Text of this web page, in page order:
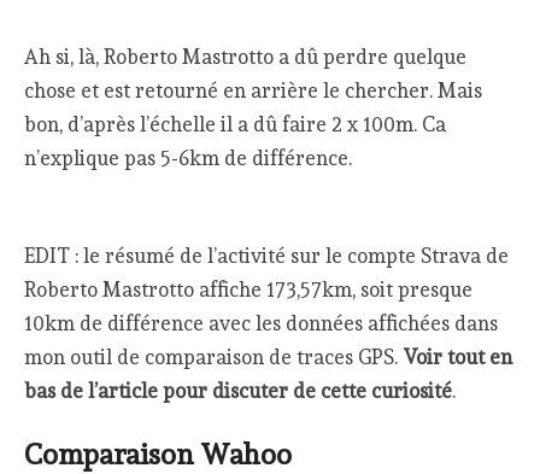
Ah si, là, Roberto Mastrotto a dû perdre quelque
chose et est retourné en arrière le chercher. Mais
bon, d’après l’échelle il a dû faire 2 x 100m. Ca
n’explique pas 5-6km de différence.
EDIT : le résumé de l’activité sur le compte Strava de
Roberto Mastrotto affiche 173,57km, soit presque
10km de différence avec les données affichées dans
mon outil de comparaison de traces GPS. Voir tout en
bas de l’article pour discuter de cette curiosité.
Comparaison Wahoo